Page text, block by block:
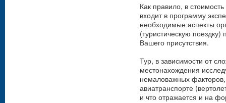
Как правило, в
входит в программу
необходимые аспекты
(туристическую
Вашего присутствия.
Тур, в зависимости от
местонахождения
немаловажных
авиатранспорте
и что отражается и на